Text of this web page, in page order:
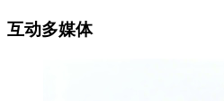
互动多媒体